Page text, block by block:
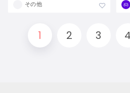
その他
1 2 3 4